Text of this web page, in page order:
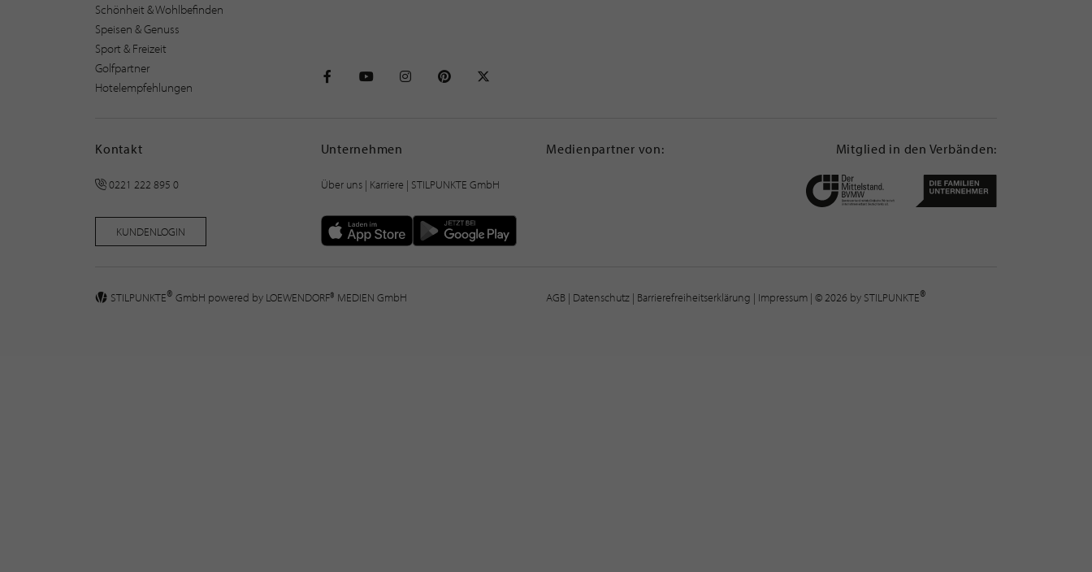
Schönheit & Wohlbefinden
Speisen & Genuss
Sport & Freizeit
Golfpartner
Hotelempfehlungen
Kontakt
0221 222 895 0
KUNDENLOGIN
Unternehmen
Über uns| Karriere | STILPUNKTE GmbH
Medienpartner von: Mitglied in den Verbänden:
STILPUNKTE® GmbH powered by LOEWENDORF® MEDIEN GmbH AGB | Datenschutz | Barrierefreiheitserklärung | Impressum | © 2026 by STILPUNKTE®